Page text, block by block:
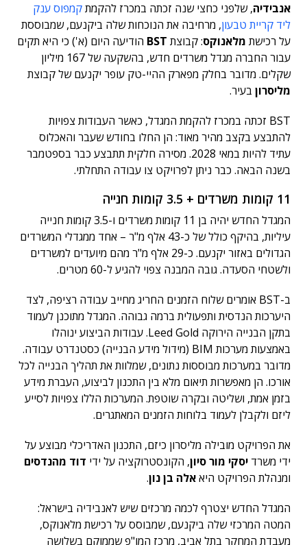
אנבידיה, שלפני כחצי שנה זכתה במכרז להקמתקמפוס ענק
ליד קריית טבעון, מרחיבה את הנוכחות שלה ביקנעם, שמבוססת
על רכישת מלאנוקס: קבוצת BST הודיעה היום (א') כי היא תקים
עבור החברה מגדל משרדים חדש, בהשקעה של 167 מיליון
שקלים. מדובר בחלק מפארק ההיי-טק עופר יקנעם של קבוצת
מליסרון בעיר.
BST זכתה במכרז להקמת המגדל, כאשר העבודות צפויות
להתבצע בקצב מהיר מאוד: הן החלו בחודש שעבר והאכלוס
עתיד להיות במאי 2028. מסירה חלקית תתבצע כבר בספטמבר
בשנה הבאה. כבר ניתן לפרויקט צו עבודה התחלתי.
11 קומות משרדים + 3.5 קומות חנייה
המגדל החדש יהיה בן 11 קומות משרדים ו-3.5 קומות חנייה
עיליות, בהיקף כולל של כ-43 אלף מ"ר – אחד ממגדלי המשרדים
הגדולים באזור יקנעם. כ-29 אלף מ"ר מהם מיועדים למשרדים
ולשטחי הסעדה. גובה המבנה צפוי להגיע ל-60 מטרים.
ב-BST אומרים שלוח הזמנים החריג מחייב עבודה רציפה, לצד
היערכות הנדסית ותפעולית ברמה גבוהה. המגדל מתוכנן לעמוד
בתקן הבנייה הירוקה Leed Gold. עבודות הביצוע ינוהלו
באמצעות מערכות BIM (מידול מידע הבנייה) כסטנדרט עבודה.
מדובר במערכות מבוססות נתונים, שמלוות את תהליך הבנייה לכל
אורכו. הן מאפשרות תיאום מלא בין התכנון לביצוע, העברת מידע
בזמן אמת, ושליטה ובקרה שוטפת. המערכות הללו צפויות לסייע
ליזם ולקבלן לעמוד בלוחות הזמנים המאתגרים.
את הפרויקט מובילה מליסרון כיזם, התכנון האדריכלי מבוצע על
ידי משרד יסקי מור סיון, הקונסטרוקציה על ידי דוד מהנדסים
ומנהלת הפרויקט היאאלה בן נון.
המגדל החדש יצטרף לכמה מרכזים שיש לאנבידיה בישראל:
המטה המרכזי שלה ביקנעם, שמבוסס על רכישת מלאנוקס,
מעבדת המחקר בתל אביב, מרכז המו"פ שממוקם בשלושה